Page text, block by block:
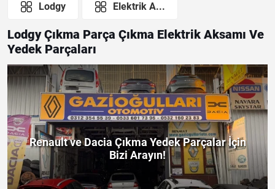
Lodgy Elektrik A...
Lodgy Çıkma Parça Çıkma Elektrik Aksamı Ve
Yedek Parçaları
Renault ve Dacia Çıkma Yedek Parçalar İçin
Bizi Arayın!